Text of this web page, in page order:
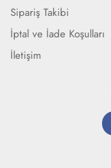
Sipariş Takibi
İptal ve İade Koşulları
İletişim